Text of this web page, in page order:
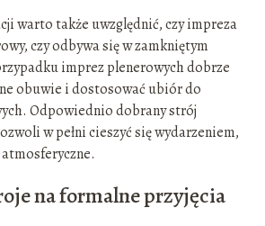
warto także uwzględnić, czy impreza
czy odbywa się w zamkniętym
imprez plenerowych dobrze
obuwie i dostosować ubiór do
Odpowiednio dobrany strój
w pełni cieszyć się wydarzeniem,
na formalne przyjęcia